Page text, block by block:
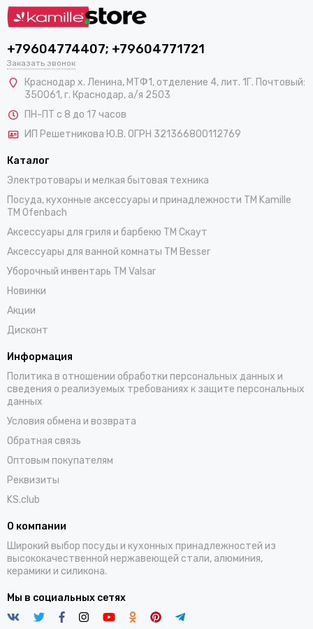
+79604774407; +79604771721
Заказать звонок
Краснодар х. Ленина, МТФ1, отделение 4, лит. 1Г. Почтовый:
350061, г. Краснодар, а/я 2503
ПН-ПТ с 8 до 17 часов
ИП Решетникова Ю.В. ОГРН 321366800112769
Каталог
Электротовары и мелкая бытовая техника
Посуда, кухонные аксессуары и принадлежности TM Kamille
TM Ofenbach
Аксессуары для гриля и барбекю TM Скаут
Аксессуары для ванной комнаты TM Besser
Уборочный инвентарь TM Valsar
Новинки
Акции
Дисконт
Информация
Политика в отношении обработки персональных данных и
сведения о реализуемых требованиях к защите персональных
данных
Условия обмена и возврата
Обратная связь
Оптовым покупателям
Реквизиты
KS.club
О компании
Широкий выбор посуды и кухонных принадлежностей из
высококачественной нержавеющей стали, алюминия,
керамики и силикона.
Мы в социальных сетях